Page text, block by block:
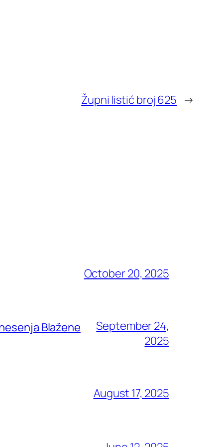
Župni listić broj 625 →
October 20, 2025
Blažene
September 24,
2025
August 17, 2025